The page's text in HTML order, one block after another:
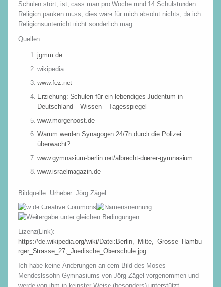
Schulen stört, ist, dass man pro Woche rund 14 Schulstunden
Religion pauken muss, dies wäre für mich absolut nichts, da ich
Religionsunterricht nicht sonderlich mag.
Quellen:
jgmm.de
wikipedia
www.fez.net
Erziehung: Schulen für ein lebendiges Judentum in
Deutschland – Wissen – Tagesspiegel
www.morgenpost.de
Warum werden Synagogen 24/7h durch die Polizei
überwacht?
www.gymnasium-berlin.net/albrecht-duerer-gymnasium
www.israelmagazin.de
Bildquelle: Urheber: Jörg Zägel
Lizenz(Link):
https://de.wikipedia.org/wiki/Datei:Berlin,_Mitte,_Grosse_Hambu
rger_Strasse_27,_Juedische_Oberschule.jpg
Ich habe keine Änderungen an dem Bild des Moses
Mendeslssohn Gymnasiums von Jörg Zägel vorgenommen und
werde von ihm in keinster Weise (besonders) unterstützt.